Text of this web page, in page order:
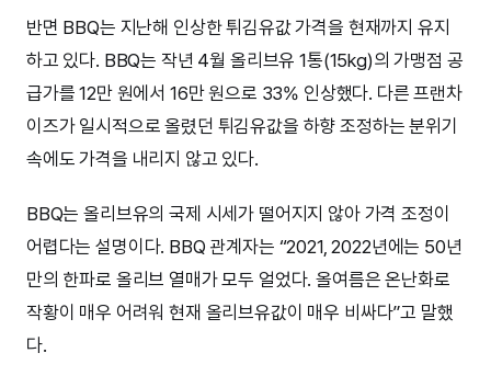
반면 BBQ는 지난해 인상한 튀김유값 가격을 현재까지 유지
하고 있다. BBQ는 작년 4월 올리브유 1통(15kg)의 가맹점 공
급가를 12만 원에서 16만 원으로 33% 인상했다. 다른 프랜차
이즈가 일시적으로 올렸던 튀김유값을 하향 조정하는 분위기
속에도 가격을 내리지 않고 있다.
BBQ는 올리브유의 국제 시세가 떨어지지 않아 가격 조정이
어렵다는 설명이다. BBQ 관계자는 “2021, 2022년에는 50년
만의 한파로 올리브 열매가 모두 얼었다. 올여름은 온난화로
작황이 매우 어려워 현재 올리브유값이 매우 비싸다”고 말했
다.